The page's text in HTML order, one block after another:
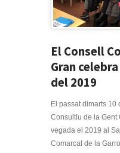
El Consell
Gran
del 2019
El passat dimarts 10
Consultiu de la Gent
vegada el 2019 al
Comarcal de la